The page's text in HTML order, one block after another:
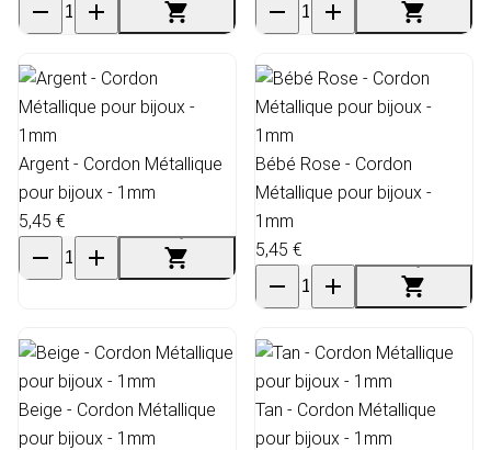
Argent - Cordon Métallique
pour bijoux - 1mm
5,45 €
Bébé Rose - Cordon
Métallique pour bijoux -
1mm
5,45 €
Beige - Cordon Métallique
pour bijoux - 1mm
Tan - Cordon Métallique
pour bijoux - 1mm